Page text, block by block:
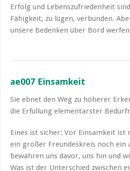
Erfolg und Lebenszufriedenheit
Fähigkeit, zu lügen, verbunden.
unsere Bedenken über Bord
ae007 Einsamkeit
Sie ebnet den Weg zu höherer
die Erfüllung elementarster
Eines ist sicher: Vor Einsamkeit ist
ein großer Freundeskreis noch ein
bewahren uns davor, uns hin und
Was ist der Unterschied zwischen